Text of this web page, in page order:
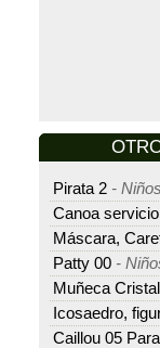
Pirata 2 -
Canoa servicio
Máscara,
Patty 00 -
Muñeca
Icosaedro,
Caillou 05